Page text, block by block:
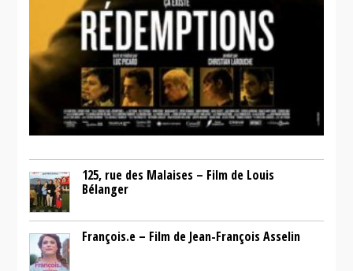
125, rue des Malaises – Film de Louis
Bélanger
François.e – Film de Jean-François Asselin